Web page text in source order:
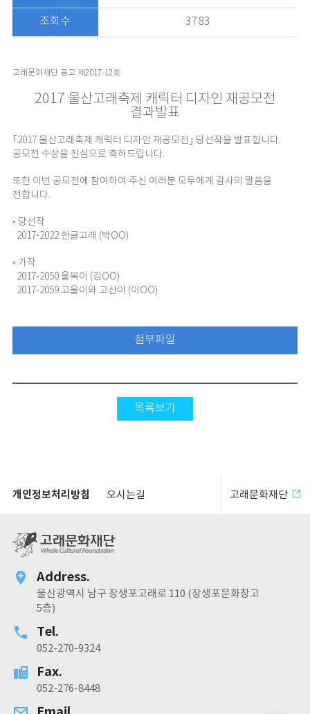
조회수 3783
고래문화재단 공고 제2017-12호
2017 울산고래축제 캐릭터 디자인 재공모전
결과발표
｢2017 울산고래축제 캐릭터 디자인 재공모전｣ 당선작을 발표합니다.
공모전 수상을 진심으로 축하드립니다.
또한 이번 공모전에 참여하여 주신 여러분 모두에게 감사의 말씀을
전합니다.
◦ 당선작
2017-2022 한글고래 (박OO)
◦ 가작
2017-2050 울복이 (김OO)
2017-2059 고울이와 고산이 (이OO)
첨부파일
목록보기
개인정보처리방침 오시는길 고래문화재단
Address.
울산광역시 남구 장생포고래로 110 (장생포문화창고
5층)
Tel.
052-270-9324
Fax.
052-276-8448